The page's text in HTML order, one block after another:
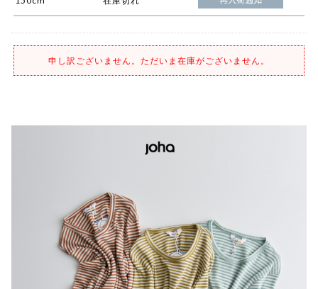
申し訳ございません。ただいま在庫がございません。